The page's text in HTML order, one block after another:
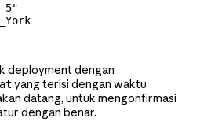
5"
deployment dengan
yang terisi dengan waktu
datang, untuk mengonfirmasi
dengan benar.